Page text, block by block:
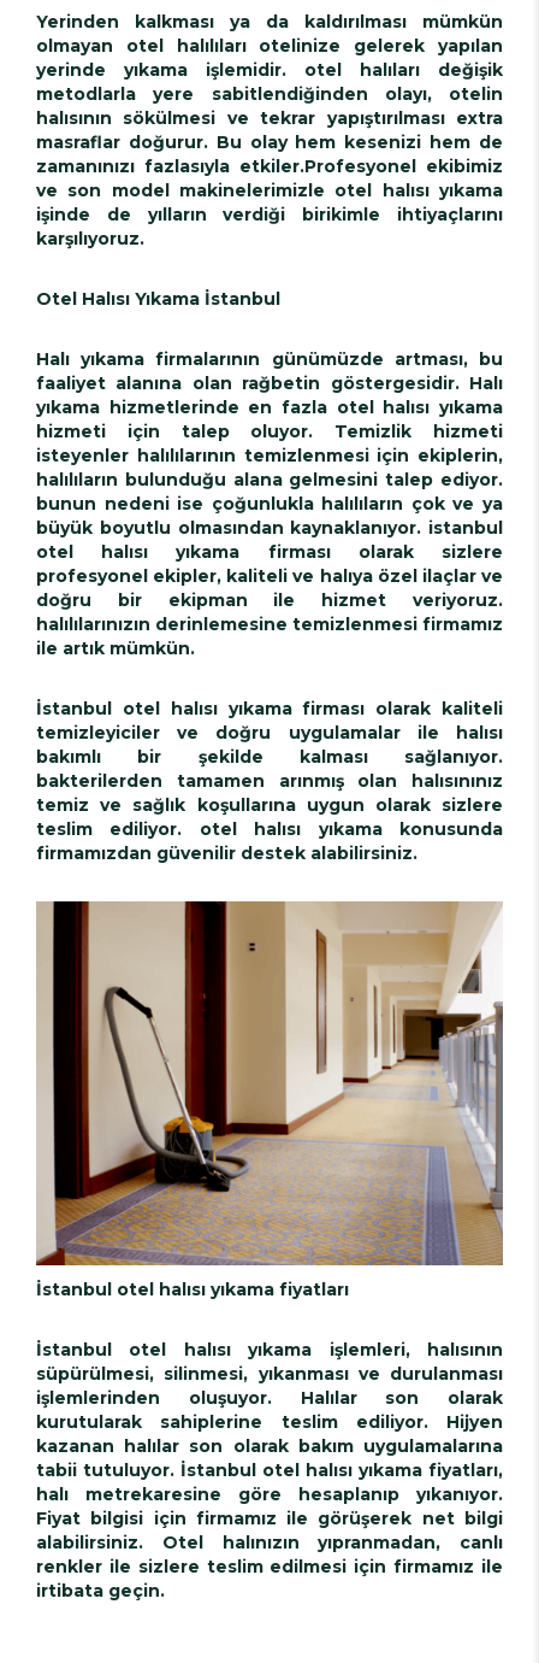
Yerinden kalkması ya da kaldırılması mümkün
olmayan otel halılıları otelinize gelerek yapılan
yerinde yıkama işlemidir. otel halıları değişik
metodlarla yere sabitlendiğinden olayı, otelin
halısının sökülmesi ve tekrar yapıştırılması extra
masraflar doğurur. Bu olay hem kesenizi hem de
zamanınızı fazlasıyla etkiler.Profesyonel ekibimiz
ve son model makinelerimizle otel halısı yıkama
işinde de yılların verdiği birikimle ihtiyaçlarını
karşılıyoruz.
Otel Halısı Yıkama İstanbul
Halı yıkama firmalarının günümüzde artması, bu
faaliyet alanına olan rağbetin göstergesidir. Halı
yıkama hizmetlerinde en fazla otel halısı yıkama
hizmeti için talep oluyor. Temizlik hizmeti
isteyenler halılılarının temizlenmesi için ekiplerin,
halılıların bulunduğu alana gelmesini talep ediyor.
bunun nedeni ise çoğunlukla halılıların çok ve ya
büyük boyutlu olmasından kaynaklanıyor. istanbul
otel halısı yıkama firması olarak sizlere
profesyonel ekipler, kaliteli ve halıya özel ilaçlar ve
doğru bir ekipman ile hizmet veriyoruz.
halılılarınızın derinlemesine temizlenmesi firmamız
ile artık mümkün.
İstanbul otel halısı yıkama firması olarak kaliteli
temizleyiciler ve doğru uygulamalar ile halısı
bakımlı bir şekilde kalması sağlanıyor.
bakterilerden tamamen arınmış olan halısınınız
temiz ve sağlık koşullarına uygun olarak sizlere
teslim ediliyor. otel halısı yıkama konusunda
firmamızdan güvenilir destek alabilirsiniz.
İstanbul otel halısı yıkama fiyatları
İstanbul otel halısı yıkama işlemleri, halısının
süpürülmesi, silinmesi, yıkanması ve durulanması
işlemlerinden oluşuyor. Halılar son olarak
kurutularak sahiplerine teslim ediliyor. Hijyen
kazanan halılar son olarak bakım uygulamalarına
tabii tutuluyor. İstanbul otel halısı yıkama fiyatları,
halı metrekaresine göre hesaplanıp yıkanıyor.
Fiyat bilgisi için firmamız ile görüşerek net bilgi
alabilirsiniz. Otel halınızın yıpranmadan, canlı
renkler ile sizlere teslim edilmesi için firmamız ile
irtibata geçin.